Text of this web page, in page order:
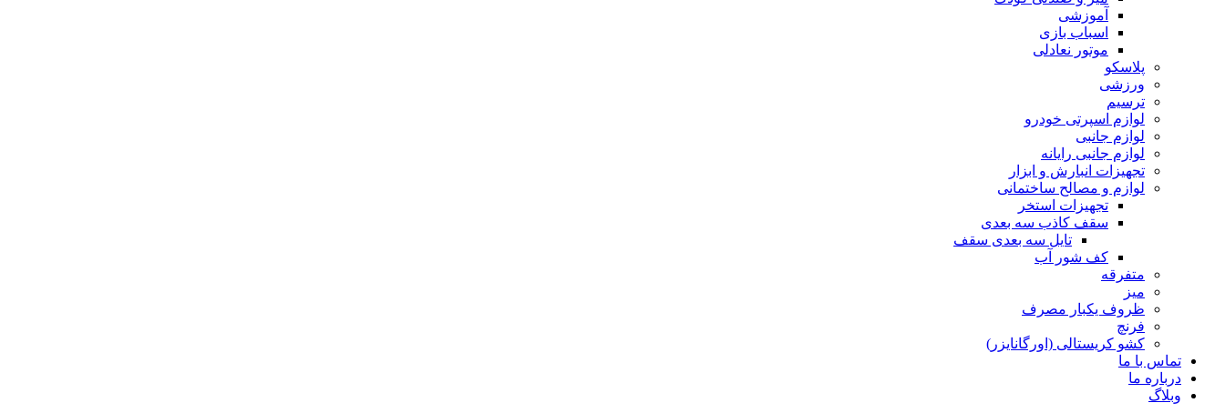
آموزشی
اسباب بازی
موتور نعادلی
پلاسکو
ورزشی
ترسیم
لوازم اسپرتی خودرو
لوازم جانبی
لوازم جانبی رایانه
تجهیزات انبارش و ابزار
لوازم و مصالح ساختمانی
تجهیزات استخر
سقف کاذب سه بعدی
تایل سه بعدی سقف
کف شور آب
متفرقه
میز
ظروف یکبار مصرف
فرنچ
کشو کریستالی (اورگانایزر)
تماس با ما
درباره ما
وبلاگ